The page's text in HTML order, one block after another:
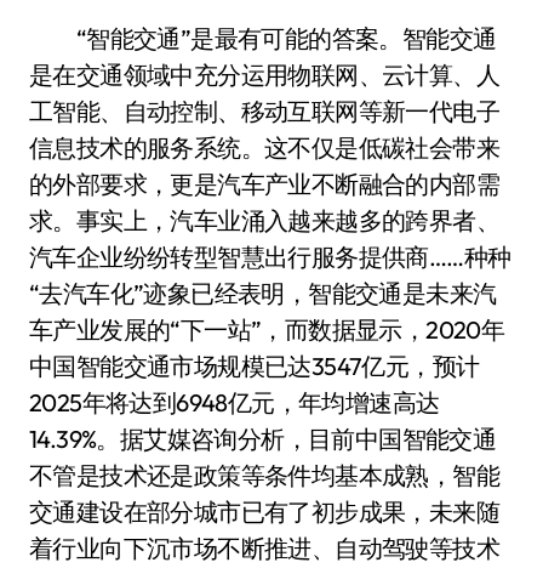
“智能交通”是最有可能的答案。智能交通
是在交通领域中充分运用物联网、云计算、人
工智能、自动控制、移动互联网等新一代电子
信息技术的服务系统。这不仅是低碳社会带来
的外部要求，更是汽车产业不断融合的内部需
求。事实上，汽车业涌入越来越多的跨界者、
汽车企业纷纷转型智慧出行服务提供商……种种
“去汽车化”迹象已经表明，智能交通是未来汽
车产业发展的“下一站”，而数据显示，2020年
中国智能交通市场规模已达3547亿元，预计
2025年将达到6948亿元，年均增速高达
14.39%。据艾媒咨询分析，目前中国智能交通
不管是技术还是政策等条件均基本成熟，智能
交通建设在部分城市已有了初步成果，未来随
着行业向下沉市场不断推进、自动驾驶等技术